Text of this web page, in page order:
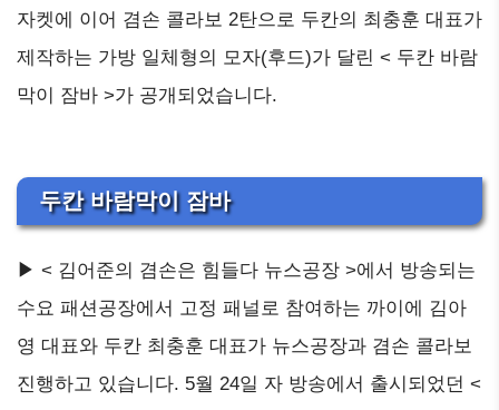
자켓에 이어 겸손 콜라보 2탄으로 두칸의 최충훈 대표가
제작하는 가방 일체형의 모자(후드)가 달린 < 두칸 바람
막이 잠바 >가 공개되었습니다.
두칸 바람막이 잠바
▶ < 김어준의 겸손은 힘들다 뉴스공장 >에서 방송되는
수요 패션공장에서 고정 패널로 참여하는 까이에 김아
영 대표와 두칸 최충훈 대표가 뉴스공장과 겸손 콜라보
진행하고 있습니다. 5월 24일 자 방송에서 출시되었던 <